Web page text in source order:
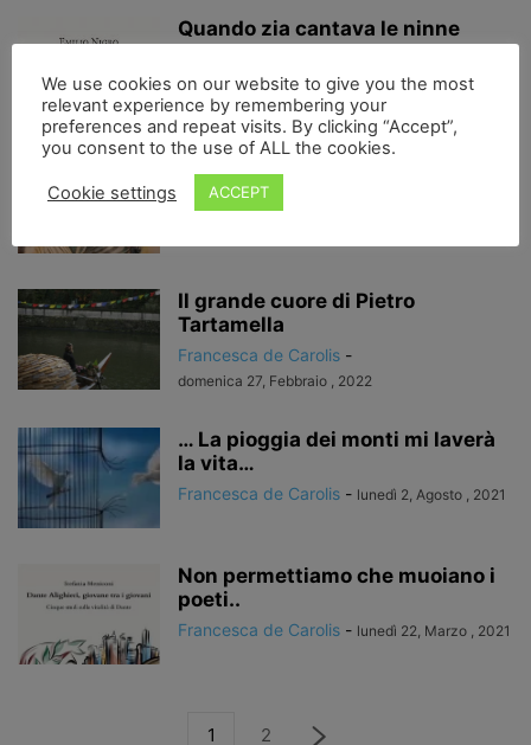
Quando zia cantava le ninne
sabato 11, Marzo , 2023
corporeo e peso della parola....
Il grande cuore di Pietro
Tartamella
Francesca de Carolis -
domenica 27, Febbraio , 2022
… La pioggia dei monti mi laverà
la vita…
Francesca de Carolis - lunedì 2, Agosto , 2021
Non permettiamo che muoiano i
poeti..
Francesca de Carolis - lunedì 22, Marzo , 2021
1 2
We use cookies on our website to give you the most
relevant experience by remembering your
preferences and repeat visits. By clicking “Accept”,
you consent to the use of ALL the cookies.
Cookie settings ACCEPT